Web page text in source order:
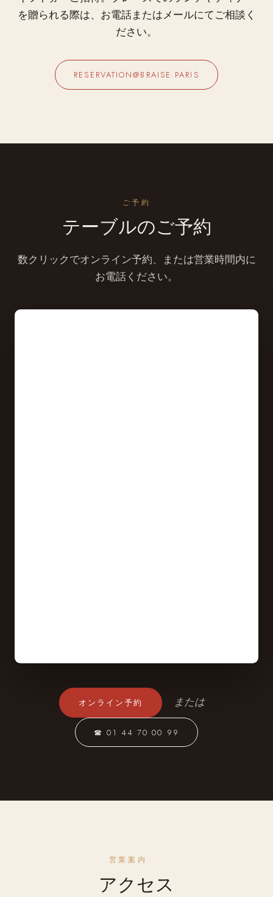
を贈られる際は、お電話またはメールにてご相談く
ださい。
RESERVATION@BRAISE.PARIS
ご予約
テーブルのご予約
数クリックでオンライン予約、または営業時間内に
お電話ください。
オンライン予約 または
☎ 01 44 70 00 99
営業案内
アクセス